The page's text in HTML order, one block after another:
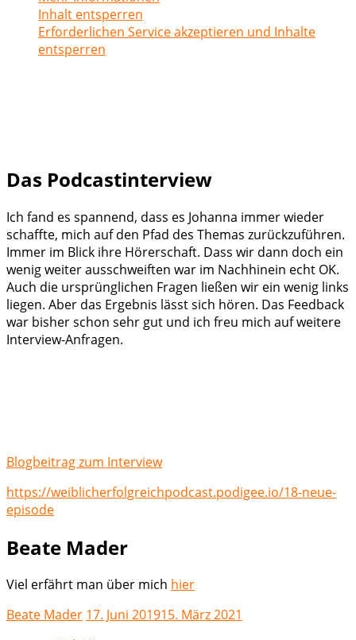
Inhalt entsperren
Erforderlichen Service akzeptieren und Inhalte
entsperren
Das Podcastinterview
Ich fand es spannend, dass es Johanna immer wieder
schaffte, mich auf den Pfad des Themas zurückzuführen.
Immer im Blick ihre Hörerschaft. Dass wir dann doch ein
wenig weiter ausschweiften war im Nachhinein echt OK.
Auch die ursprünglichen Fragen ließen wir ein wenig links
liegen. Aber das Ergebnis lässt sich hören. Das Feedback
war bisher schon sehr gut und ich freu mich auf weitere
Interview-Anfragen.
Blogbeitrag zum Interview
https://weiblicherfolgreichpodcast.podigee.io/18-neue-
episode
Beate Mader
Viel erfährt man über mich hier
Beate Mader 17. Juni 201915. März 2021